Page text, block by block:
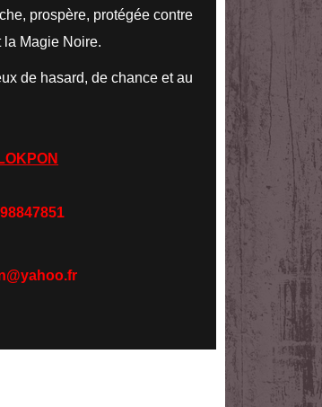
prospère, protégée contre
la Magie Noire.
de hasard, de chance et au